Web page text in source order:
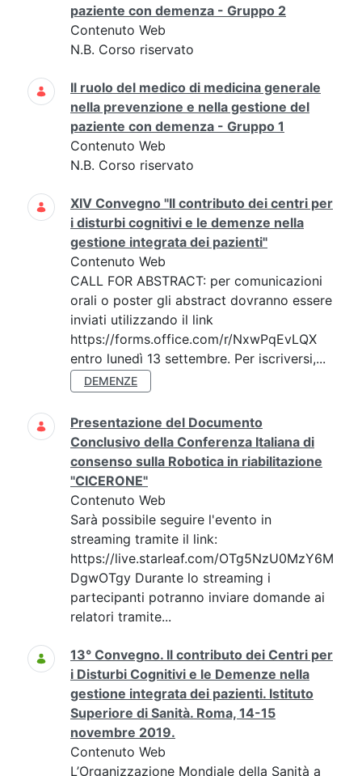
paziente con demenza - Gruppo 2
Contenuto Web
N.B. Corso riservato
Il ruolo del medico di medicina generale
nella prevenzione e nella gestione del
paziente con demenza - Gruppo 1
Contenuto Web
N.B. Corso riservato
XIV Convegno "Il contributo dei centri per
i disturbi cognitivi e le demenze nella
gestione integrata dei pazienti"
Contenuto Web
CALL FOR ABSTRACT: per comunicazioni
orali o poster gli abstract dovranno essere
inviati utilizzando il link
https://forms.office.com/r/NxwPqEvLQX
entro lunedì 13 settembre. Per iscriversi,...
DEMENZE
Presentazione del Documento
Conclusivo della Conferenza Italiana di
consenso sulla Robotica in riabilitazione
"CICERONE"
Contenuto Web
Sarà possibile seguire l'evento in
streaming tramite il link:
https://live.starleaf.com/OTg5NzU0MzY6M
DgwOTgy Durante lo streaming i
partecipanti potranno inviare domande ai
relatori tramite...
13° Convegno. Il contributo dei Centri per
i Disturbi Cognitivi e le Demenze nella
gestione integrata dei pazienti. Istituto
Superiore di Sanità. Roma, 14-15
novembre 2019.
Contenuto Web
L’Organizzazione Mondiale della Sanità a